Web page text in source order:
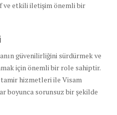
ve etkili iletişim önemli bir
güvenilirliğini sürdürmek ve
için önemli bir role sahiptir.
hizmetleri ile Visam
boyunca sorunsuz bir şekilde